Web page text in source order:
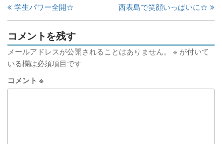
学生パワー全開☆
西表島で笑顔いっぱいに☆
コメントを残す
メールアドレスが公開されることはありません。 ※ が付いて
いる欄は必須項目です
コメント ※